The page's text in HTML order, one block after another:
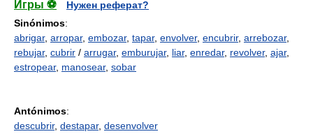
Игры ⚽
Нужен реферат?
Sinónimos:
abrigar, arropar, embozar, tapar, envolver, encubrir, arrebozar,
rebujar, cubrir / arrugar, emburujar, liar, enredar, revolver, ajar,
estropear, manosear, sobar
Antónimos:
descubrir, destapar, desenvolver